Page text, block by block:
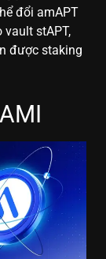
đổi amAPT
vault stAPT,
được staking